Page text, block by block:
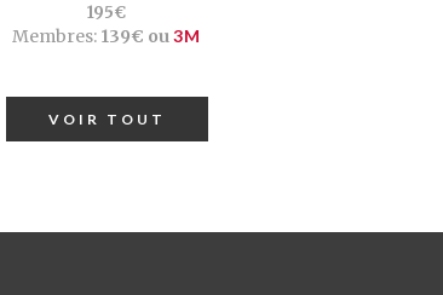
195€
Membres: 139€ ou 3M
VOIR TOUT